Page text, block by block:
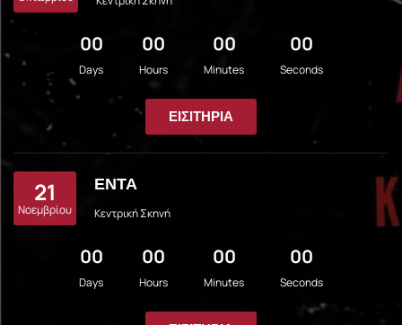
00
Days
00
Hours
00
Minutes
00
Seconds
ΕΙΣΙΤΉΡΙΑ
21
Νοεμβρίου
ΕΝΤΑ
Κεντρική Σκηνή
00
Days
00
Hours
00
Minutes
00
Seconds